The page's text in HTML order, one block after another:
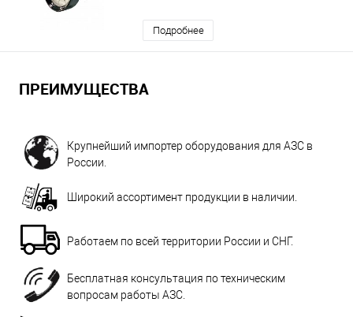
Подробнее
ПРЕИМУЩЕСТВА
Крупнейший импортер оборудования для АЗС в
России.
Широкий ассортимент продукции в наличии.
Работаем по всей территории России и СНГ.
Бесплатная консультация по техническим
вопросам работы АЗС.